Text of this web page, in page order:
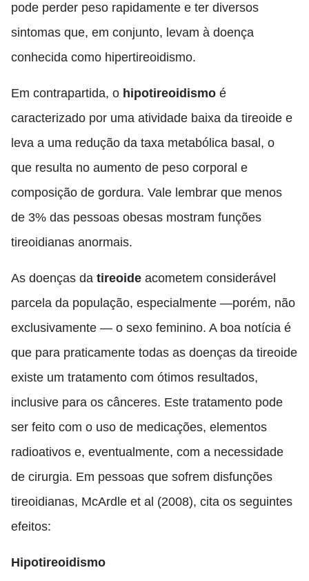
pode perder peso rapidamente e ter diversos
sintomas que, em conjunto, levam à doença
conhecida como hipertireoidismo.
Em contrapartida, o hipotireoidismo é
caracterizado por uma atividade baixa da tireoide e
leva a uma redução da taxa metabólica basal, o
que resulta no aumento de peso corporal e
composição de gordura. Vale lembrar que menos
de 3% das pessoas obesas mostram funções
tireoidianas anormais.
As doenças da tireoide acometem considerável
parcela da população, especialmente —porém, não
exclusivamente — o sexo feminino. A boa notícia é
que para praticamente todas as doenças da tireoide
existe um tratamento com ótimos resultados,
inclusive para os cânceres. Este tratamento pode
ser feito com o uso de medicações, elementos
radioativos e, eventualmente, com a necessidade
de cirurgia. Em pessoas que sofrem disfunções
tireoidianas, McArdle et al (2008), cita os seguintes
efeitos:
Hipotireoidismo